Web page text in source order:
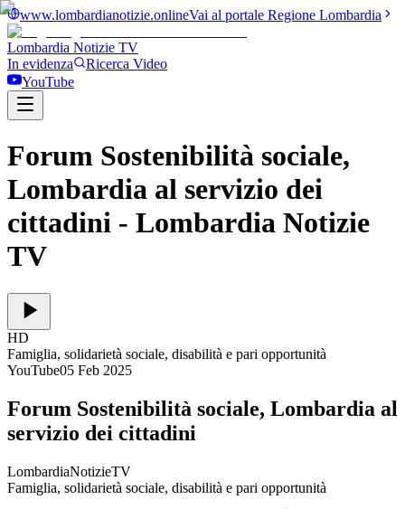
www.lombardianotizie.onlineVai al portale Regione Lombardia
Lombardia Notizie TV
In evidenza
Ricerca Video
YouTube
Forum Sostenibilità sociale,
Lombardia al servizio dei
cittadini - Lombardia Notizie
TV
HD
Famiglia, solidarietà sociale, disabilità e pari opportunità
YouTube05 Feb 2025
Forum Sostenibilità sociale, Lombardia al
servizio dei cittadini
LombardiaNotizieTV
Famiglia, solidarietà sociale, disabilità e pari opportunità